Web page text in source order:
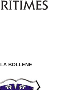
LA BOLLENE